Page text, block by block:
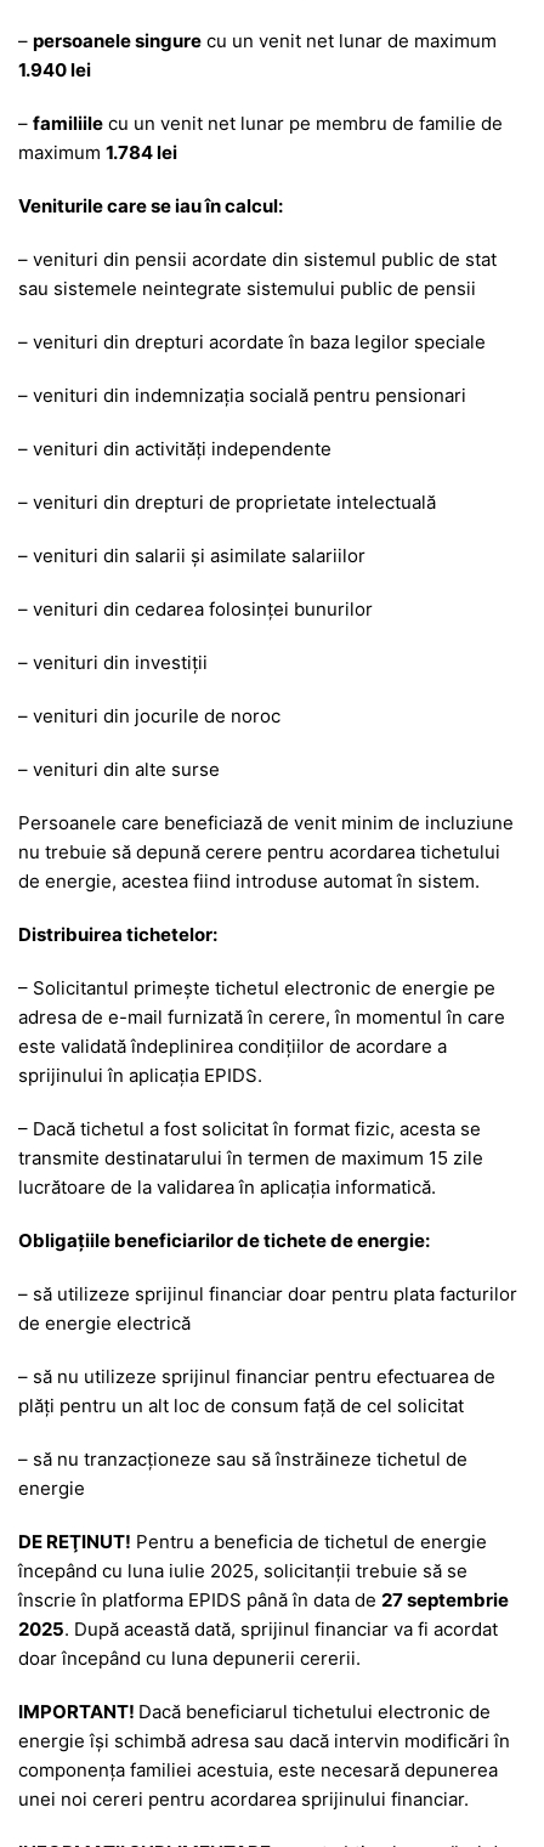
– persoanele singure cu un venit net lunar de maximum
1.940 lei
– familiile cu un venit net lunar pe membru de familie de
maximum 1.784 lei
Veniturile care se iau în calcul:
– venituri din pensii acordate din sistemul public de stat
sau sistemele neintegrate sistemului public de pensii
– venituri din drepturi acordate în baza legilor speciale
– venituri din indemnizaţia socială pentru pensionari
– venituri din activităţi independente
– venituri din drepturi de proprietate intelectuală
– venituri din salarii şi asimilate salariilor
– venituri din cedarea folosinţei bunurilor
– venituri din investiţii
– venituri din jocurile de noroc
– venituri din alte surse
Persoanele care beneficiază de venit minim de incluziune
nu trebuie să depună cerere pentru acordarea tichetului
de energie, acestea fiind introduse automat în sistem.
Distribuirea tichetelor:
– Solicitantul primeşte tichetul electronic de energie pe
adresa de e-mail furnizată în cerere, în momentul în care
este validată îndeplinirea condiţiilor de acordare a
sprijinului în aplicaţia EPIDS.
– Dacă tichetul a fost solicitat în format fizic, acesta se
transmite destinatarului în termen de maximum 15 zile
lucrătoare de la validarea în aplicaţia informatică.
Obligaţiile beneficiarilor de tichete de energie:
– să utilizeze sprijinul financiar doar pentru plata facturilor
de energie electrică
– să nu utilizeze sprijinul financiar pentru efectuarea de
plăţi pentru un alt loc de consum faţă de cel solicitat
– să nu tranzacţioneze sau să înstrăineze tichetul de
energie
DE REŢINUT! Pentru a beneficia de tichetul de energie
începând cu luna iulie 2025, solicitanţii trebuie să se
înscrie în platforma EPIDS până în data de 27 septembrie
2025. După această dată, sprijinul financiar va fi acordat
doar începând cu luna depunerii cererii.
IMPORTANT! Dacă beneficiarul tichetului electronic de
energie îşi schimbă adresa sau dacă intervin modificări în
componenţa familiei acestuia, este necesară depunerea
unei noi cereri pentru acordarea sprijinului financiar.